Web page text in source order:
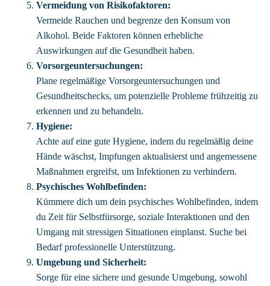
Vermeidung von Risikofaktoren:
Vermeide Rauchen und begrenze den Konsum von
Alkohol. Beide Faktoren können erhebliche
Auswirkungen auf die Gesundheit haben.
Vorsorgeuntersuchungen:
Plane regelmäßige Vorsorgeuntersuchungen und
Gesundheitschecks, um potenzielle Probleme frühzeitig zu
erkennen und zu behandeln.
Hygiene:
Achte auf eine gute Hygiene, indem du regelmäßig deine
Hände wäschst, Impfungen aktualisierst und angemessene
Maßnahmen ergreifst, um Infektionen zu verhindern.
Psychisches Wohlbefinden:
Kümmere dich um dein psychisches Wohlbefinden, indem
du Zeit für Selbstfürsorge, soziale Interaktionen und den
Umgang mit stressigen Situationen einplanst. Suche bei
Bedarf professionelle Unterstützung.
Umgebung und Sicherheit:
Sorge für eine sichere und gesunde Umgebung, sowohl